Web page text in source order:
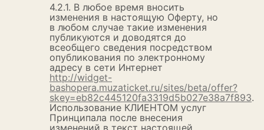
4.2.1. В любое время вносить
изменения в настоящую Оферту, но
в любом случае такие изменения
публикуются и доводятся до
всеобщего сведения посредством
опубликования по электронному
адресу в сети Интернет
http://widget-
bashopera.muzaticket.ru/sites/beta/offer?
skey=eb82c445120fa3319d5b027e38a7f893.
Использование КЛИЕНТОМ услуг
Принципала после внесения
изменений в текст настоящей